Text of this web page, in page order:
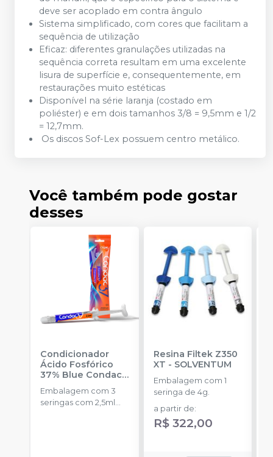
deve ser acoplado em contra ângulo
Sistema simplificado, com cores que facilitam a
sequência de utilização
Eficaz: diferentes granulações utilizadas na
sequência correta resultam em uma excelente
lisura de superfície e, consequentemente, em
restaurações muito estéticas
Disponível na série laranja (costado em
poliéster) e em dois tamanhos 3/8 = 9,5mm e 1/2
= 12,7mm.
Os discos Sof-Lex possuem centro metálico.
Você também pode gostar
desses
Condicionador
Ácido Fosfórico
37% Blue Condac-
FGM
Embalagem com 3
seringas com 2,5ml
Resina Filtek Z350
XT - SOLVENTUM
Embalagem com 1
seringa de 4g.
a partir de:
R$ 322,00